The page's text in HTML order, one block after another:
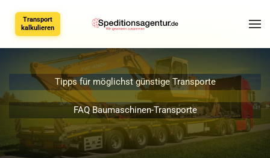
Transport
kalkulieren
Transportkosten schnell kalkulieren
Baumaschinen Transporte
Tipps für möglichst günstige Transporte
FAQ Baumaschinen-Transporte